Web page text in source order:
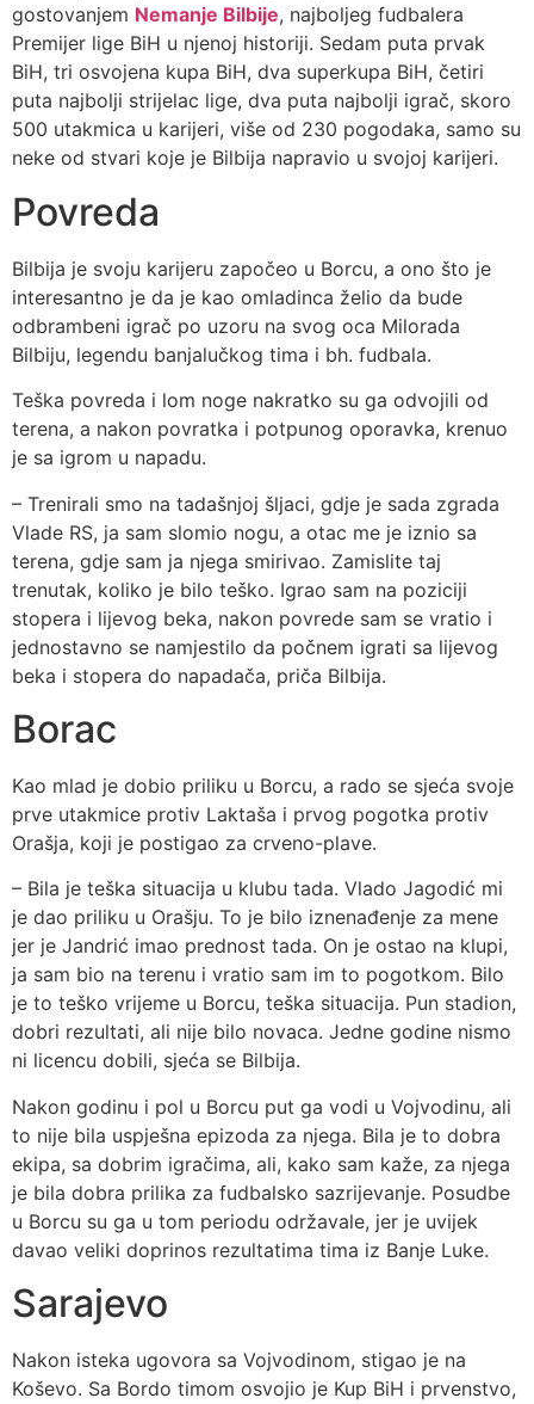
gostovanjem Nemanje Bilbije, najboljeg fudbalera
Premijer lige BiH u njenoj historiji. Sedam puta prvak
BiH, tri osvojena kupa BiH, dva superkupa BiH, četiri
puta najbolji strijelac lige, dva puta najbolji igrač, skoro
500 utakmica u karijeri, više od 230 pogodaka, samo su
neke od stvari koje je Bilbija napravio u svojoj karijeri.
Povreda
Bilbija je svoju karijeru započeo u Borcu, a ono što je
interesantno je da je kao omladinca želio da bude
odbrambeni igrač po uzoru na svog oca Milorada
Bilbiju, legendu banjalučkog tima i bh. fudbala.
Teška povreda i lom noge nakratko su ga odvojili od
terena, a nakon povratka i potpunog oporavka, krenuo
je sa igrom u napadu.
– Trenirali smo na tadašnjoj šljaci, gdje je sada zgrada
Vlade RS, ja sam slomio nogu, a otac me je iznio sa
terena, gdje sam ja njega smirivao. Zamislite taj
trenutak, koliko je bilo teško. Igrao sam na poziciji
stopera i lijevog beka, nakon povrede sam se vratio i
jednostavno se namjestilo da počnem igrati sa lijevog
beka i stopera do napadača, priča Bilbija.
Borac
Kao mlad je dobio priliku u Borcu, a rado se sjeća svoje
prve utakmice protiv Laktaša i prvog pogotka protiv
Orašja, koji je postigao za crveno-plave.
– Bila je teška situacija u klubu tada. Vlado Jagodić mi
je dao priliku u Orašju. To je bilo iznenađenje za mene
jer je Jandrić imao prednost tada. On je ostao na klupi,
ja sam bio na terenu i vratio sam im to pogotkom. Bilo
je to teško vrijeme u Borcu, teška situacija. Pun stadion,
dobri rezultati, ali nije bilo novaca. Jedne godine nismo
ni licencu dobili, sjeća se Bilbija.
Nakon godinu i pol u Borcu put ga vodi u Vojvodinu, ali
to nije bila uspješna epizoda za njega. Bila je to dobra
ekipa, sa dobrim igračima, ali, kako sam kaže, za njega
je bila dobra prilika za fudbalsko sazrijevanje. Posudbe
u Borcu su ga u tom periodu održavale, jer je uvijek
davao veliki doprinos rezultatima tima iz Banje Luke.
Sarajevo
Nakon isteka ugovora sa Vojvodinom, stigao je na
Koševo. Sa Bordo timom osvojio je Kup BiH i prvenstvo,